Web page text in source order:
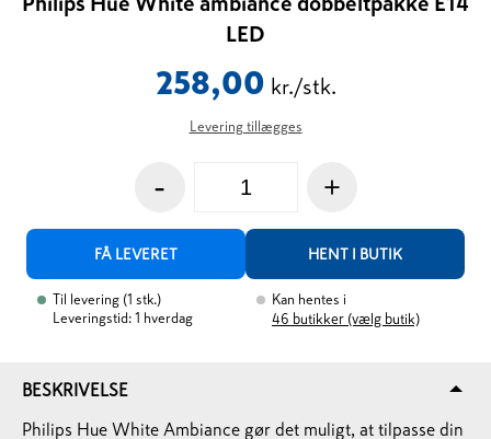
LED
258,00 kr./stk.
Levering tillægges
- +
FÅ LEVERET HENT I BUTIK
Til levering (1 stk.)
Leveringstid: 1 hverdag
Kan hentes i
46 butikker (vælg butik)
BESKRIVELSE
Philips Hue White Ambiance gør det muligt, at tilpasse din